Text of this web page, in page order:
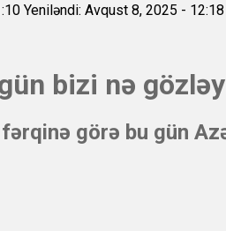
Yeniləndi: Avqust 8, 2025 - 12:18
bizi nə
görə bu gün